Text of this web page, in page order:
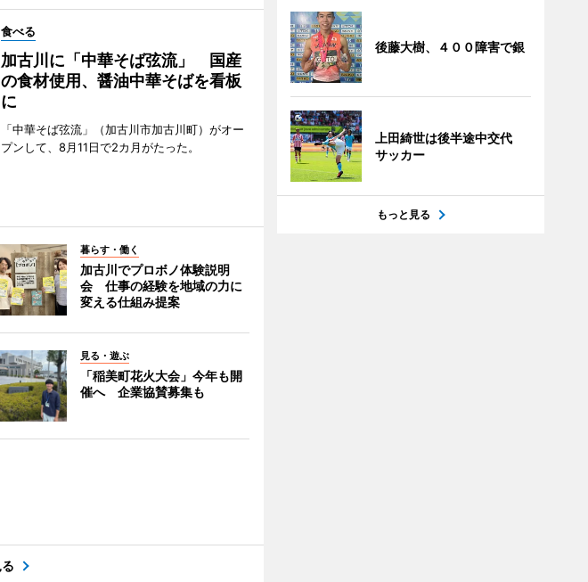
食べる
加古川に「中華そば弦流」 国産
の食材使用、醤油中華そばを看板
に
「中華そば弦流」（加古川市加古川町）がオー
プンして、8月11日で2カ月がたった。
暮らす・働く
加古川でプロボノ体験説明
会 仕事の経験を地域の力に
変える仕組み提案
見る・遊ぶ
「稲美町花火大会」今年も開
催へ 企業協賛募集も
後藤大樹、４００障害で銀
上田綺世は後半途中交代
サッカー
もっと見る